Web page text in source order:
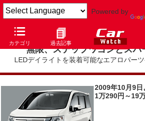
Powered by
カテゴリ 過去記事
無限、ステップワゴンとスパ
LEDデイライトを装着可能なエアロパー
2009年10月9日
1万290円～19